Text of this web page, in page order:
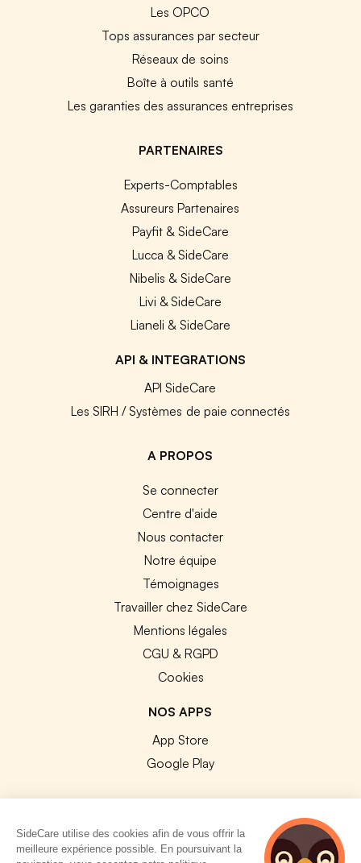
Les OPCO
Tops assurances par secteur
Réseaux de soins
Boîte à outils santé
Les garanties des assurances entreprises
PARTENAIRES
Experts-Comptables
Assureurs Partenaires
Payfit & SideCare
Lucca & SideCare
Nibelis & SideCare
Livi & SideCare
Lianeli & SideCare
API & INTEGRATIONS
API SideCare
Les SIRH / Systèmes de paie connectés
A PROPOS
Se connecter
Centre d'aide
Nous contacter
Notre équipe
Témoignages
Travailler chez SideCare
Mentions légales
CGU & RGPD
Cookies
NOS APPS
App Store
Google Play
SideCare utilise des cookies afin de vous offrir la
meilleure expérience possible. En poursuivant la